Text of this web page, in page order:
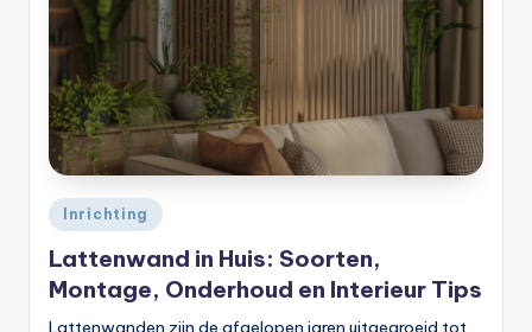
Geplaatst
in
Inrichting
Lattenwand in Huis: Soorten,
Montage, Onderhoud en Interieur Tips
Lattenwanden zijn de afgelopen jaren uitgegroeid tot